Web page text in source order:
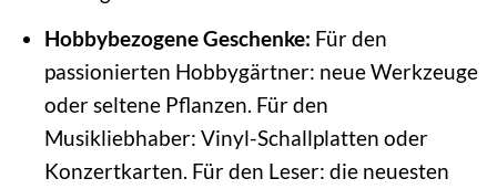
Hobbybezogene Geschenke: Für den
passionierten Hobbygärtner: neue Werkzeuge
oder seltene Pflanzen. Für den
Musikliebhaber: Vinyl-Schallplatten oder
Konzertkarten. Für den Leser: die neuesten